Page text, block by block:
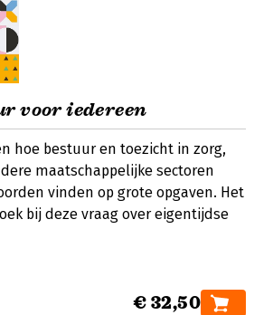
voor iedereen
hoe bestuur en toezicht in zorg,
maatschappelijke sectoren
vinden op grote opgaven. Het
bij deze vraag over eigentijdse
€ 32,50